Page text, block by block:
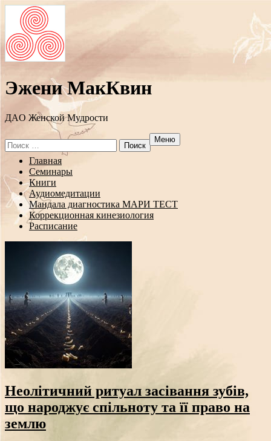
Эжени МакКвин
ДAO Женской Мудрости
Search
for:
Меню
Перейти
содержанию
Главная
Семинары
Книги
Аудиомедитации
Мандала диагностика МАРИ ТЕСТ
Коррекционная кинезиология
Расписание
Неолітичний ритуал засівання зубів,
що народжує спільноту та її право на
землю